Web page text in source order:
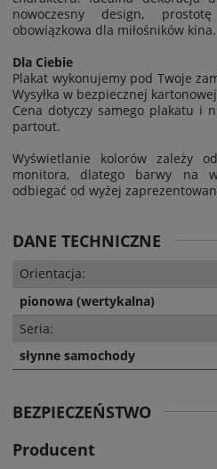
nowoczesny design,
obowiązkowa dla miłośników kina.
Dla Ciebie
Plakat wykonujemy pod Twoje
Wysyłka w bezpiecznej
Cena dotyczy samego plakatu i
partout.
Wyświetlanie kolorów zależy
monitora, dlatego barwy na
odbiegać od wyżej
DANE TECHNICZNE
Orientacja:
pionowa (wertykalna)
Seria:
słynne samochody
BEZPIECZEŃSTWO
Producent